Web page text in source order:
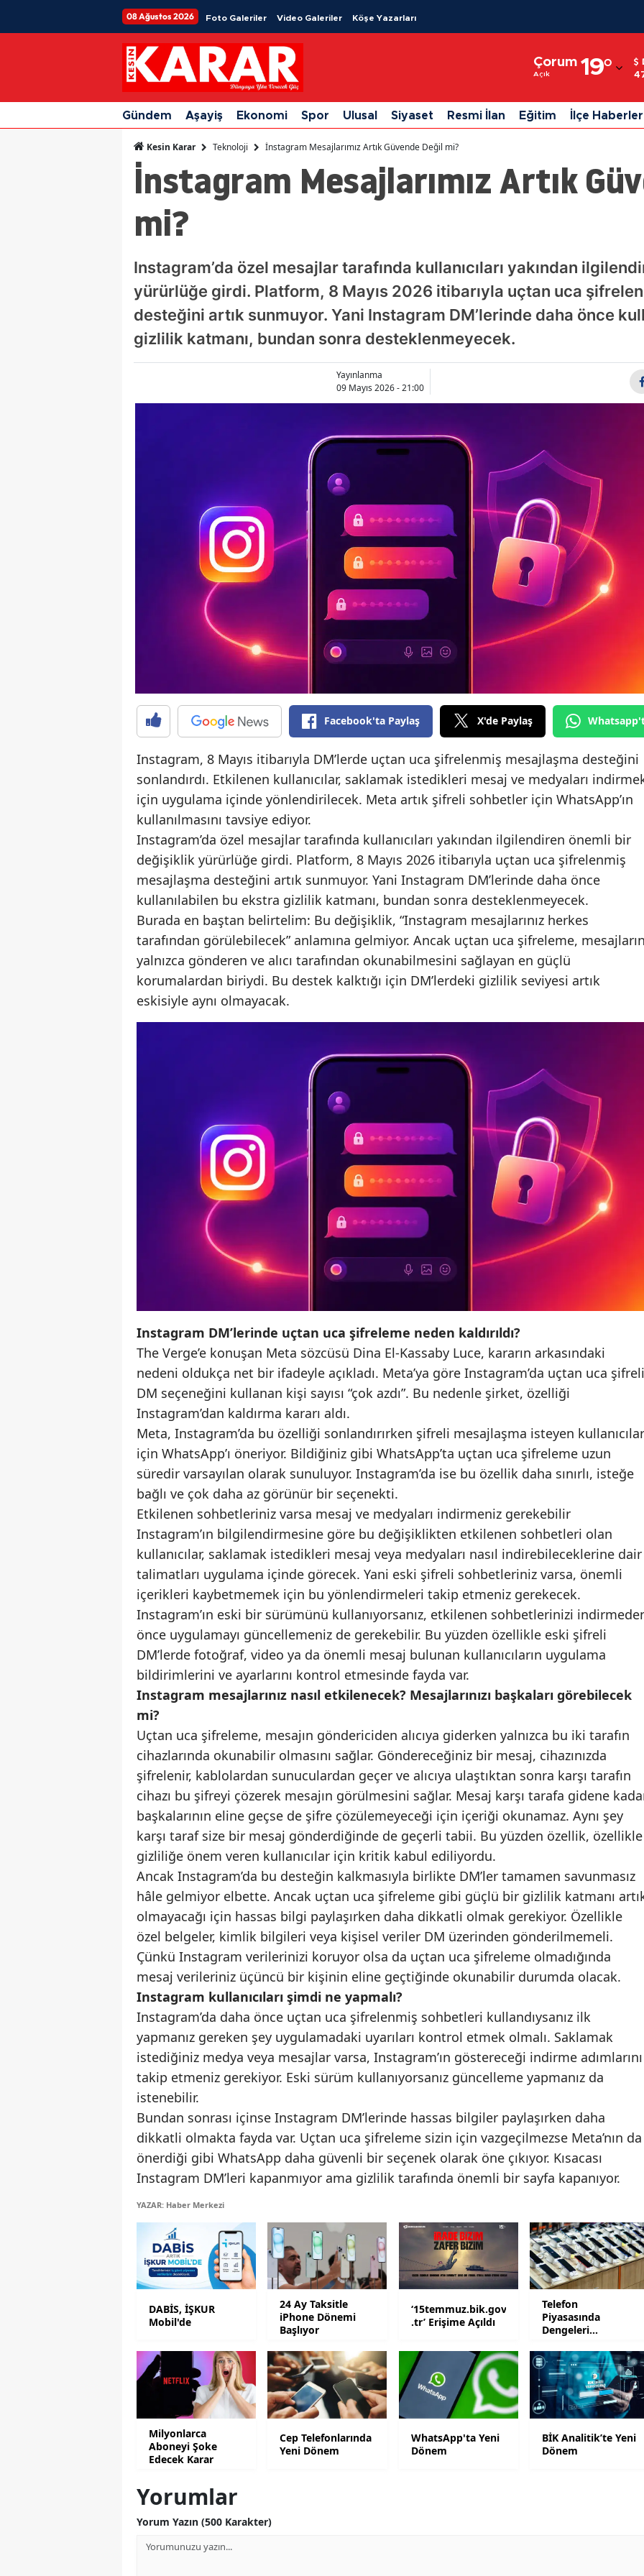
08 Ağustos 2026 Foto Galeriler Video Galeriler Köşe Yazarları
Çorum
Açık 19°
Adıyaman
Afyonkarahisar
Ağrı
Ankara
Aydın
Balıkesir
Bingöl
Burdur
Bursa
Çanakkale
Çankırı
Çorum
Denizli
Diyarbakır
Elazığ
Erzincan
Eskişehir
Gaziantep
Giresun
Gümüşhane
Hakkari
Hatay
Isparta
Mersin
Kars
Kastamonu
Kayseri
Kırklareli
Kırşehir
Kocaeli
Konya
Malatya
Kahramanmaraş
Mardin
Muğla
Muş
Niğde
Ordu
Rize
Samsun
Siirt
Sinop
Tekirdağ
Tokat
Trabzon
Tunceli
Uşak
Van
Yozgat
Aksaray
Bayburt
Karaman
Batman
Şırnak
Ardahan
Iğdır
Yalova
Karabük
Osmaniye
Düzce
Gündem Aşayiş Ekonomi Spor Ulusal Siyaset Resmi İlan Eğitim İlçe
Kesin Karar Teknoloji İnstagram Mesajlarımız Artık Güvende Değil mi?
İnstagram Mesajlarımız Artık
mi?
Instagram’da özel mesajlar tarafında kullanıcıları yakından
yürürlüğe girdi. Platform, 8 Mayıs 2026 itibarıyla uçtan uca
desteğini artık sunmuyor. Yani Instagram DM’lerinde daha önce
gizlilik katmanı, bundan sonra desteklenmeyecek.
Yayınlanma
09 Mayıs 2026 - 21:00
Facebook'ta Paylaş X'de Paylaş
Instagram, 8 Mayıs itibarıyla DM’lerde uçtan uca şifrelenmiş mesajlaşma desteğini
sonlandırdı. Etkilenen kullanıcılar, saklamak istedikleri mesaj ve medyaları
için uygulama içinde yönlendirilecek. Meta artık şifreli sohbetler için WhatsApp’ın
kullanılmasını tavsiye ediyor.
Instagram’da özel mesajlar tarafında kullanıcıları yakından ilgilendiren önemli bir
değişiklik yürürlüğe girdi. Platform, 8 Mayıs 2026 itibarıyla uçtan uca şifrelenmiş
mesajlaşma desteğini artık sunmuyor. Yani Instagram DM’lerinde daha önce
kullanılabilen bu ekstra gizlilik katmanı, bundan sonra desteklenmeyecek.
Burada en baştan belirtelim: Bu değişiklik, “Instagram mesajlarınız herkes
tarafından görülebilecek” anlamına gelmiyor. Ancak uçtan uca şifreleme,
yalnızca gönderen ve alıcı tarafından okunabilmesini sağlayan en güçlü
korumalardan biriydi. Bu destek kalktığı için DM’lerdeki gizlilik seviyesi artık
eskisiyle aynı olmayacak.
Instagram DM’lerinde uçtan uca şifreleme neden kaldırıldı?
The Verge’e konuşan Meta sözcüsü Dina El-Kassaby Luce, kararın arkasındaki
nedeni oldukça net bir ifadeyle açıkladı. Meta’ya göre Instagram’da uçtan uca şifreli
DM seçeneğini kullanan kişi sayısı “çok azdı”. Bu nedenle şirket, özelliği
Instagram’dan kaldırma kararı aldı.
Meta, Instagram’da bu özelliği sonlandırırken şifreli mesajlaşma isteyen kullanıcılar
için WhatsApp’ı öneriyor. Bildiğiniz gibi WhatsApp’ta uçtan uca şifreleme uzun
süredir varsayılan olarak sunuluyor. Instagram’da ise bu özellik daha sınırlı, isteğe
bağlı ve çok daha az görünür bir seçenekti.
Etkilenen sohbetleriniz varsa mesaj ve medyaları indirmeniz gerekebilir
Instagram’ın bilgilendirmesine göre bu değişiklikten etkilenen sohbetleri olan
kullanıcılar, saklamak istedikleri mesaj veya medyaları nasıl indirebileceklerine dair
talimatları uygulama içinde görecek. Yani eski şifreli sohbetleriniz varsa, önemli
içerikleri kaybetmemek için bu yönlendirmeleri takip etmeniz gerekecek.
Instagram’ın eski bir sürümünü kullanıyorsanız, etkilenen sohbetlerinizi
önce uygulamayı güncellemeniz de gerekebilir. Bu yüzden özellikle eski şifreli
DM’lerde fotoğraf, video ya da önemli mesaj bulunan kullanıcıların uygulama
bildirimlerini ve ayarlarını kontrol etmesinde fayda var.
Instagram mesajlarınız nasıl etkilenecek? Mesajlarınızı başkaları görebilecek
mi?
Uçtan uca şifreleme, mesajın göndericiden alıcıya giderken yalnızca bu iki tarafın
cihazlarında okunabilir olmasını sağlar. Göndereceğiniz bir mesaj, cihazınızda
şifrelenir, kablolardan sunuculardan geçer ve alıcıya ulaştıktan sonra karşı tarafın
cihazı bu şifreyi çözerek mesajın görülmesini sağlar. Mesaj karşı tarafa gidene
başkalarının eline geçse de şifre çözülemeyeceği için içeriği okunamaz. Aynı şey
karşı taraf size bir mesaj gönderdiğinde de geçerli tabii. Bu yüzden özellik, özellikle
gizliliğe önem veren kullanıcılar için kritik kabul ediliyordu.
Ancak Instagram’da bu desteğin kalkmasıyla birlikte DM’ler tamamen savunmasız
hâle gelmiyor elbette. Ancak uçtan uca şifreleme gibi güçlü bir gizlilik katmanı
olmayacağı için hassas bilgi paylaşırken daha dikkatli olmak gerekiyor. Özellikle
özel belgeler, kimlik bilgileri veya kişisel veriler DM üzerinden gönderilmemeli.
Çünkü Instagram verilerinizi koruyor olsa da uçtan uca şifreleme olmadığında
mesaj verileriniz üçüncü bir kişinin eline geçtiğinde okunabilir durumda olacak.
Instagram kullanıcıları şimdi ne yapmalı?
Instagram’da daha önce uçtan uca şifrelenmiş sohbetleri kullandıysanız ilk
yapmanız gereken şey uygulamadaki uyarıları kontrol etmek olmalı. Saklamak
istediğiniz medya veya mesajlar varsa, Instagram’ın göstereceği indirme adımlarını
takip etmeniz gerekiyor. Eski sürüm kullanıyorsanız güncelleme yapmanız da
istenebilir.
Bundan sonrası içinse Instagram DM’lerinde hassas bilgiler paylaşırken daha
dikkatli olmakta fayda var. Uçtan uca şifreleme sizin için vazgeçilmezse Meta’nın da
önerdiği gibi WhatsApp daha güvenli bir seçenek olarak öne çıkıyor. Kısacası
Instagram DM’leri kapanmıyor ama gizlilik tarafında önemli bir sayfa kapanıyor.
YAZAR: Haber Merkezi
DABİS, İŞKUR
Mobil'de
24 Ay Taksitle
iPhone Dönemi
Başlıyor
‘15temmuz.bik.gov
.tr’ Erişime Açıldı
Telefon
Piyasasında
Dengeleri
Milyonlarca
Aboneyi Şoke
Edecek Karar
Cep Telefonlarında
Yeni Dönem
WhatsApp'ta Yeni
Dönem
BİK Analitik’te Yeni
Dönem
Yorumlar
Yorum Yazın (500 Karakter)